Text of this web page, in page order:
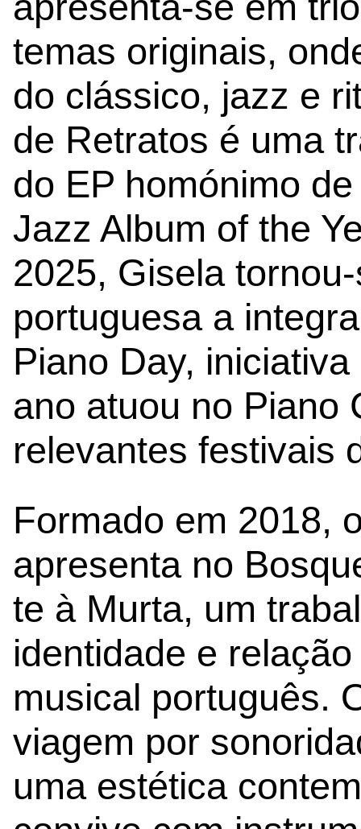
temas originais,
do clássico, jazz e
de Retratos é uma
do EP homónimo
Jazz Album of the
2025, Gisela
portuguesa a
Piano Day,
ano atuou no Piano
relevantes festivais
Formado em 2018,
apresenta no
te à Murta, um
identidade e
musical português.
viagem por
uma estética